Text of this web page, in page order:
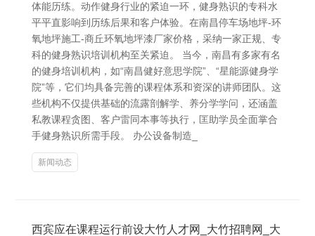
体能历练。动作健身行业的紧迫一环，健身熟识的专科水
平平直影响到历练后果和客户体验。在南昌停车场地坪-环
氧地坪施工-商丘环氧地坪漆厂家价格，采纳一家正规、专
科的健身熟识培训机构至关紧迫。 当今，南昌有多家有名
的健身培训机构，如“南昌健好意思学院”、“星能源健身学
院”等，它们均具备完善的课程体系和资深的讲师团队。这
些机构不仅提供基础的流露剖解学、养分学学问，还涵盖
私教课程贪图、客户雷同本事等执行，匡助学员全面掌合
手健身熟识所需手段。 办公设备制造_
新闻动态
西宾应在课程运行前设大竹人才网_大竹招聘网_大